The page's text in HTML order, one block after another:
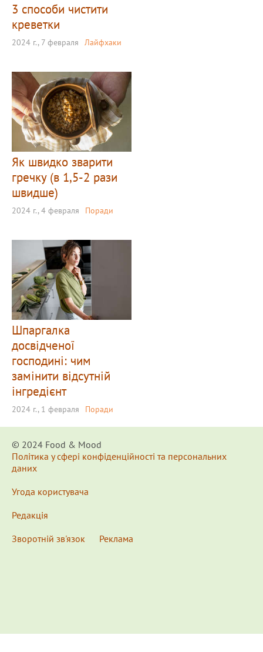
3 способи чистити
креветки
2024 г., 7 февраля Лайфхаки
Як швидко зварити
гречку (в 1,5-2 рази
швидше)
2024 г., 4 февраля Поради
Шпаргалка
досвідченої
господині: чим
замінити відсутній
інгредієнт
2024 г., 1 февраля Поради
© 2024 Food & Мood
Політика у сфері конфіденційності та персональних
даних
Угода користувача
Редакція
Зворотній зв'язок
Реклама